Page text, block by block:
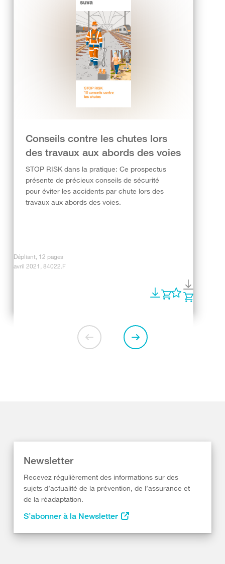
Conseils contre les chutes lors
des travaux aux abords des voies
STOP RISK dans la pratique: Ce prospectus
présente de précieux conseils de sécurité
pour éviter les accidents par chute lors des
travaux aux abords des voies.
Dépliant, 12 pages
avril 2021, 84022.F
Newsletter
Recevez régulièrement des informations sur des
sujets d’actualité de la prévention, de l’assurance et
de la réadaptation.
S’abonner à la Newsletter